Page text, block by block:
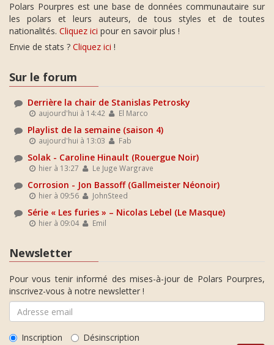
Polars Pourpres est une base de données communautaire sur
les polars et leurs auteurs, de tous styles et de toutes
nationalités. Cliquez ici pour en savoir plus !
Envie de stats ? Cliquez ici !
Sur le forum
Derrière la chair de Stanislas Petrosky
aujourd'hui à 14:42 El Marco
Playlist de la semaine (saison 4)
aujourd'hui à 13:03 Fab
Solak - Caroline Hinault (Rouergue Noir)
hier à 13:27 Le Juge Wargrave
Corrosion - Jon Bassoff (Gallmeister Néonoir)
hier à 09:56 JohnSteed
Série « Les furies » – Nicolas Lebel (Le Masque)
hier à 09:04 Emil
Newsletter
Pour vous tenir informé des mises-à-jour de Polars Pourpres,
inscrivez-vous à notre newsletter !
Inscription Désinscription